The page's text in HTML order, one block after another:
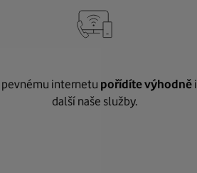
pevnému internetu pořídíte výhodněi
další naše služby.